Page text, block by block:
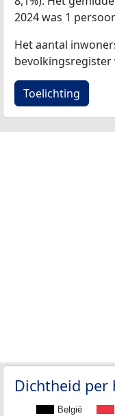
2024 was 1
Het aantal
bevolkingsregister
Toelichting
Dichtheid per
België